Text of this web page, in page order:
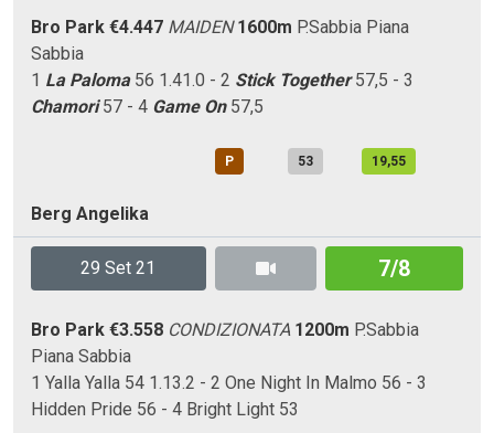
Bro Park €4.447 MAIDEN 1600m P.Sabbia Piana
Sabbia
1 La Paloma56 1.41.0 - 2 Stick Together57,5 - 3
Chamori57 - 4 Game On57,5
P 53 19,55
Berg Angelika
29 Set 21 7/8
Bro Park €3.558 CONDIZIONATA 1200m P.Sabbia
Piana Sabbia
1 Yalla Yalla 54 1.13.2 - 2 One Night In Malmo 56 - 3
Hidden Pride 56 - 4 Bright Light 53